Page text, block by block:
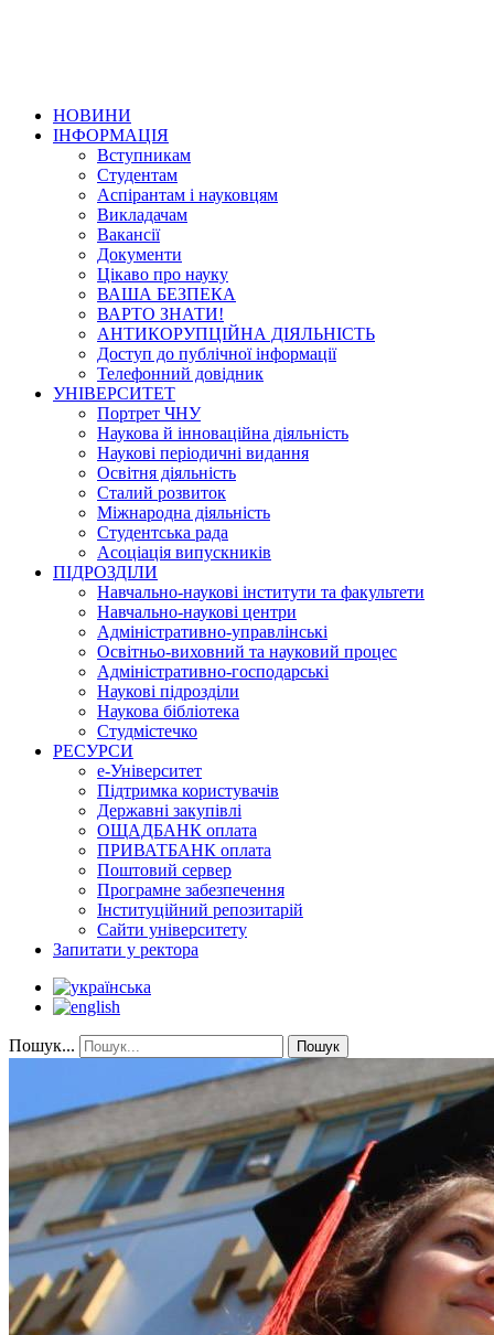
НОВИНИ
ІНФОРМАЦІЯ
Вступникам
Студентам
Аспірантам і науковцям
Викладачам
Вакансії
Документи
Цікаво про науку
ВАША БЕЗПЕКА
ВАРТО ЗНАТИ!
АНТИКОРУПЦІЙНА ДІЯЛЬНІСТЬ
Доступ до публічної інформації
Телефонний довідник
УНІВЕРСИТЕТ
Портрет ЧНУ
Наукова й інноваційна діяльність
Наукові періодичні видання
Освітня діяльність
Сталий розвиток
Міжнародна діяльність
Студентська рада
Асоціація випускників
ПІДРОЗДІЛИ
Навчально-наукові інститути та факультети
Навчально-наукові центри
Адміністративно-управлінські
Освітньо-виховний та науковий процес
Адміністративно-господарські
Наукові підрозділи
Наукова бібліотека
Студмістечко
РЕСУРСИ
е-Університет
Підтримка користувачів
Державні закупівлі
ОЩАДБАНК оплата
ПРИВАТБАНК оплата
Поштовий сервер
Програмне забезпечення
Інституційний репозитарій
Сайти університету
Запитати у ректора
Пошук... Пошук